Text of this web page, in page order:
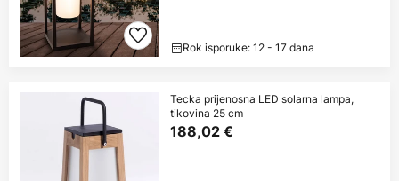
Rok isporuke: 12 - 17 dana
Tecka prijenosna LED solarna lampa,
tikovina 25 cm
188,02 €